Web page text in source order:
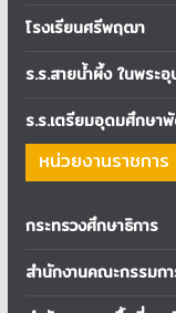
โรงเรียนศรีพฤฒา
ร.ร.สายน้ำผึ้ง ในพระ
ร.ร.เตรียมอุดมศึกษา
หน่วยงานราชการ
กระทรวงศึกษาธิการ
สำนักงานคณะกรรมก